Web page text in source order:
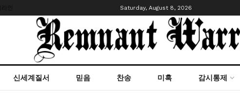
Saturday, August 8, 2026
신세계질서 믿음 찬송 미혹 감시통제